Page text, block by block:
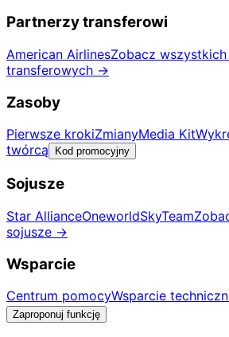
Partnerzy transferowi
American AirlinesZobacz
transferowych →
Zasoby
Pierwsze krokiZmianyMedia Kit
twórcą
Kod promocyjny
Sojusze
Star AllianceOneworldSkyTeam
sojusze →
Wsparcie
Centrum pomocyWsparcie
Zaproponuj funkcję